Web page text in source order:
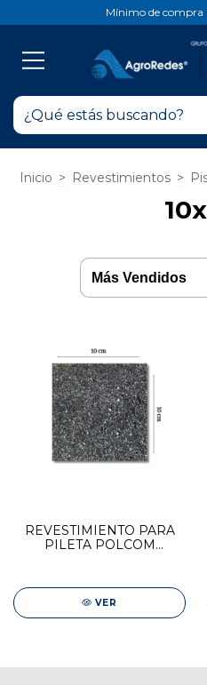
Mínimo de
Inicio > Revestimientos >
REVESTIMIENTO PARA
PILETA POLCOM
VER